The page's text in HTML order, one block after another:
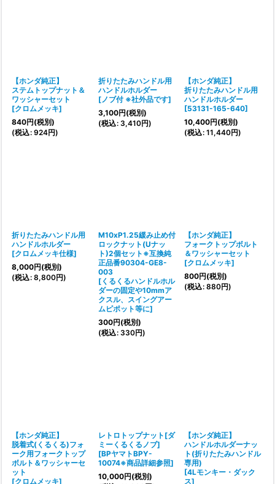
【ホンダ純正】
ステムトップナット＆
ワッシャーセット
[クロムメッキ]
840円(税別)
(税込: 924円)
折りたたみハンドル用
ハンドルホルダー
[ノブ付 ※社外品です]
3,100円(税別)
(税込: 3,410円)
【ホンダ純正】
折りたたみハンドル用
ハンドルホルダー
[53131-165-640]
10,400円(税別)
(税込: 11,440円)
折りたたみハンドル用
ハンドルホルダー
[クロムメッキ仕様]
8,000円(税別)
(税込: 8,800円)
M10xP1.25緩み止め付
ロックナット(Uナッ
ト)2個セット※互換純
正品番90304-GE8-
003
[くるくるハンドルホル
ダーの固定や10mmア
クスル、スイングアー
ムピポット等に]
300円(税別)
(税込: 330円)
【ホンダ純正】
フォークトップボルト
＆ワッシャーセット
[クロムメッキ]
800円(税別)
(税込: 880円)
【ホンダ純正】
脱着式(くるくる)フォ
ーク用フォークトップ
ボルト＆ワッシャーセ
ット
[クロムメッキ]
レトロトップナット[ダ
ミーくるくるノブ]
[BPヤマトBPY-
10074※商品詳細参照]
10,000円(税別)
【ホンダ純正】
ハンドルホルダーナッ
ト(折りたたみハンドル
専用)
[4Lモンキー・ダック
ス]